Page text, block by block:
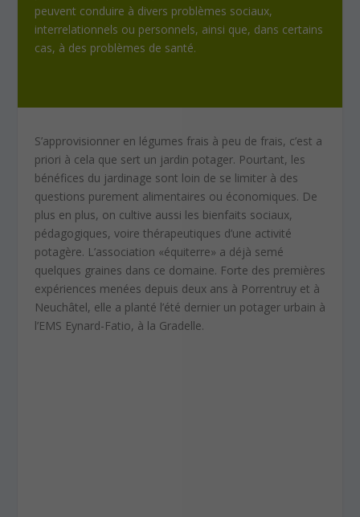
peuvent conduire à divers problèmes sociaux,
interrelationnels ou personnels, ainsi que, dans certains
cas, à des problèmes de santé.
S’approvisionner en légumes frais à peu de frais, c’est a
priori à cela que sert un jardin potager. Pourtant, les
bénéfices du jardinage sont loin de se limiter à des
questions purement alimentaires ou économiques. De
plus en plus, on cultive aussi les bienfaits sociaux,
pédagogiques, voire thérapeutiques d’une activité
potagère. L’association «équiterre» a déjà semé
quelques graines dans ce domaine. Forte des premières
expériences menées depuis deux ans à Porrentruy et à
Neuchâtel, elle a planté l’été dernier un potager urbain à
l’EMS Eynard-Fatio, à la Gradelle.